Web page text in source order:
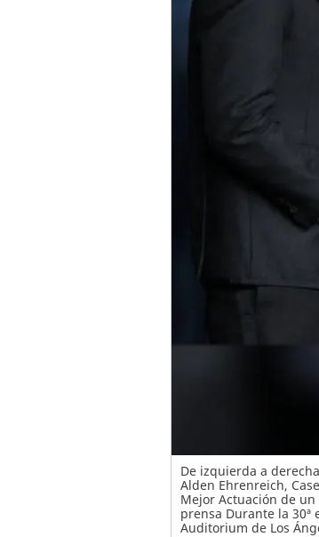
De izquierda a
Alden Ehrenreich,
Mejor Actuación de un
prensa Durante la 30ª
Auditorium de Los